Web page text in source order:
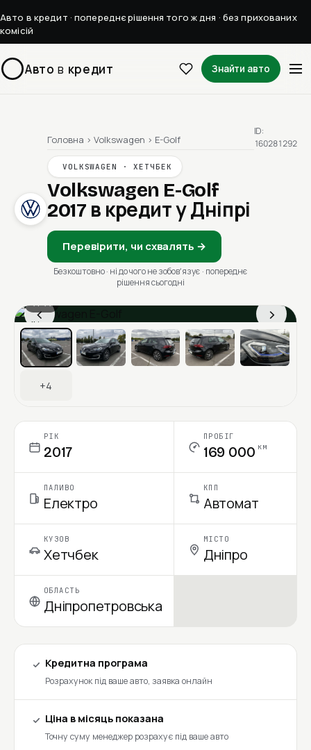
Авто в кредит · попереднє рішення того ж дня · без прихованих
комісій
Авто в кредит Знайти авто
Головна › Volkswagen › E-Golf
VOLKSWAGEN · ХЕТЧБЕК
Volkswagen E-Golf
2017 в кредит у Дніпрі
Перевірити, чи схвалять →
Безкоштовно · ні до чого не зобовʼязує · попереднє
рішення сьогодні
ID:
160281292
‹ ›
1 / 11
Ціна в місяць
+4
РІК
2017
ПРОБІГ
169 000 км
ПАЛИВО
Електро
КПП
Автомат
КУЗОВ
Хетчбек
МІСТО
Дніпро
ОБЛАСТЬ
Дніпропетровська
Кредитна програма
Розрахунок під ваше авто, заявка онлайн
Ціна в місяць показана
Точну суму менеджер розрахує під ваше авто